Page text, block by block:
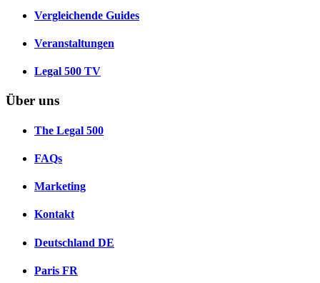
Vergleichende Guides
Veranstaltungen
Legal 500 TV
Über uns
The Legal 500
FAQs
Marketing
Kontakt
Deutschland DE
Paris FR